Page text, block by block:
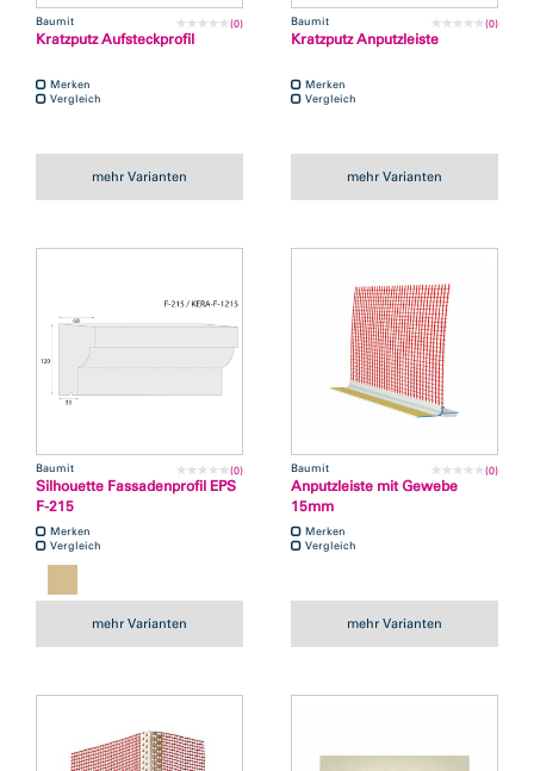
Baumit (0)
Kratzputz Aufsteckprofil
Merken
Vergleich
mehr Varianten
Baumit (0)
Kratzputz Anputzleiste
Merken
Vergleich
mehr Varianten
Baumit (0)
Silhouette Fassadenprofil EPS
F-215
Merken
Vergleich
mehr Varianten
Baumit (0)
Anputzleiste mit Gewebe
15mm
Merken
Vergleich
mehr Varianten